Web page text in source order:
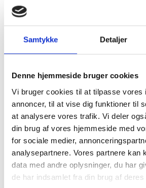
Samtykke Detaljer
Denne hjemmeside bruger cookies
Vi bruger cookies til at tilpasse vores
annoncer, til at vise dig funktioner til
at analysere vores trafik. Vi deler
din brug af vores hjemmeside med
for sociale medier,
analysepartnere. Vores partnere kan
data med andre oplysninger, du har
de har indsamlet fra din brug af deres